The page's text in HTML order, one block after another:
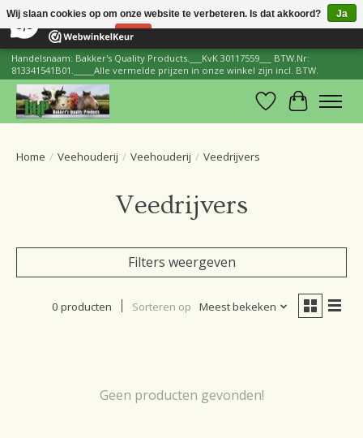
206 Reviews ×
Handelsnaam: Bakker's Quality Products.___KvK 30117559___ BTW.Nr:
813341541B01._____Alle vermelde prijzen in onze winkel zijn incl. BTW.
Verlanglijst
Home / Veehouderij / Veehouderij / Veedrijvers
Veedrijvers
Filters weergeven
0 producten Sorteren op Meest bekeken
Geen producten gevonden!
Wij slaan cookies op om onze website te verbeteren. Is dat akkoord?
Ja
Nee